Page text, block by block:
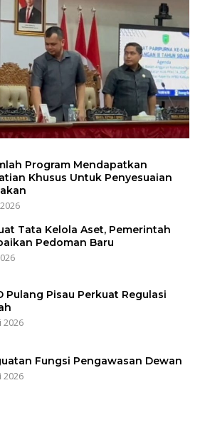
Program Mendapatkan
Khusus Untuk Penyesuaian
Tata Kelola Aset, Pemerintah
Pedoman Baru
Pulang Pisau Perkuat Regulasi
2026
Fungsi Pengawasan Dewan
2026